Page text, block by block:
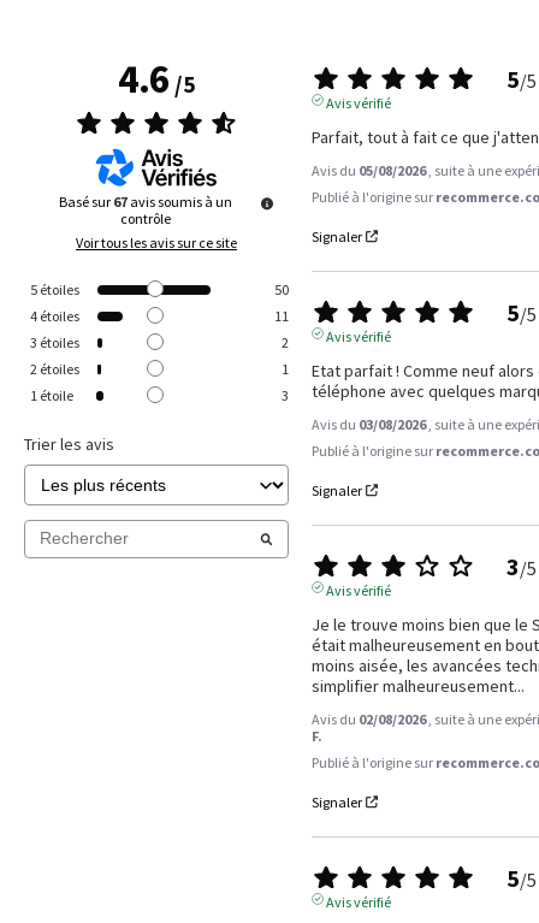
4.6/5
Basé sur 67 avis soumis à un
contrôle
Voir tous les avis sur ce site
5 étoiles
50
4 étoiles
11
3 étoiles
2
2 étoiles
1
1 étoile 3
Trier les avis
5/5
Avis vérifié
Parfait, tout à fait ce que
Avis du 05/08/2026 , suite à une
Publié à l'origine sur
Signaler
5/5
Avis vérifié
Etat parfait ! Comme neuf
téléphone avec quelques
Avis du 03/08/2026 , suite à une
Publié à l'origine sur
Signaler
3/5
Avis vérifié
Je le trouve moins bien que le
était malheureusement en
moins aisée, les avancées
simplifier malheureusement...
Avis du 02/08/2026 , suite à une
F.
Publié à l'origine sur
Signaler
5/5
Avis vérifié